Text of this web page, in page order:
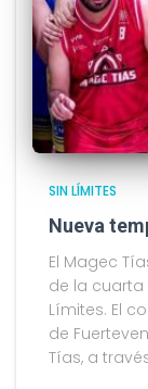
SIN LÍMITES
Nueva
El Magec
de la
Límites. El
de
Tías, a